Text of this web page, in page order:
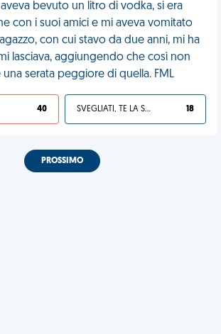
bevuto un litro di vodka, si era
con i suoi amici e mi aveva vomitato
con cui stavo da due anni, mi ha
lasciava, aggiungendo che così non
serata peggiore di quella. FML
40 SVEGLIATI, TE LA SEI CERCATA! 18
PROSSIMO